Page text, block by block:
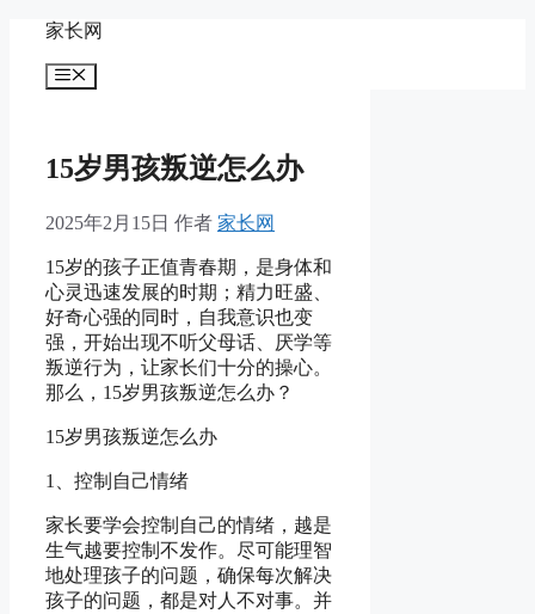
家长网
菜
15岁男孩叛逆怎么办
2025年2月15日 作者 家长网
15岁的孩子正值青春期，是身体和
心灵迅速发展的时期；精力旺盛、
好奇心强的同时，自我意识也变
强，开始出现不听父母话、厌学等
叛逆行为，让家长们十分的操心。
那么，15岁男孩叛逆怎么办？
15岁男孩叛逆怎么办
1、控制自己情绪
家长要学会控制自己的情绪，越是
生气越要控制不发作。尽可能理智
地处理孩子的问题，确保每次解决
孩子的问题，都是对人不对事。并